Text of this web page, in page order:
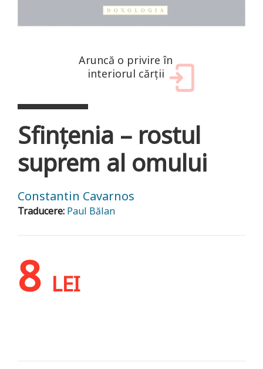
Aruncă o privire în
interiorul cărții
Sfințenia – rostul
suprem al omului
Constantin Cavarnos
Traducere: Paul Bălan
8 LEI